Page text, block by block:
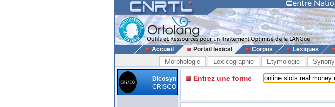
Accueil Portail lexical Corpus Lexiques
Morphologie Lexicographie Etymologie
Dicosyn
CRISCO
Entrez une forme